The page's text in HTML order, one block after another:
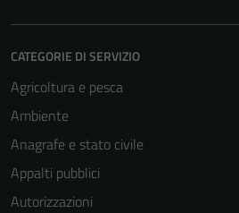
CATEGORIE DI SERVIZIO
Agricoltura e pesca
Ambiente
Anagrafe e stato civile
Appalti pubblici
Autorizzazioni